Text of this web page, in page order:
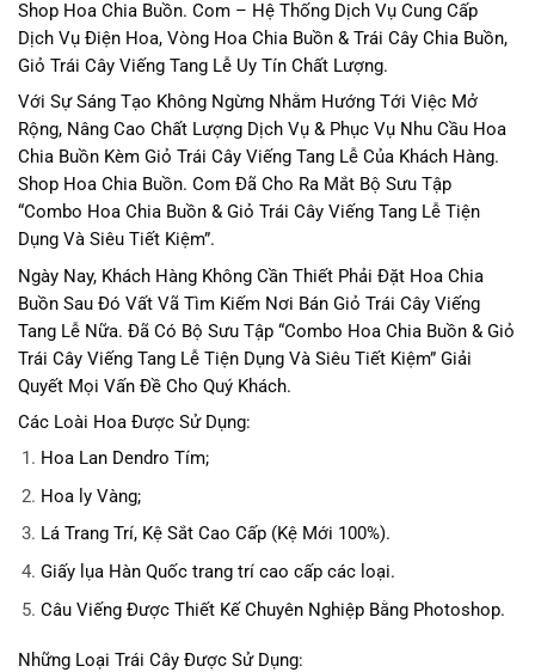
Shop Hoa Chia Buồn. Com – Hệ Thống Dịch Vụ Cung Cấp
Dịch Vụ Điện Hoa, Vòng Hoa Chia Buồn & Trái Cây Chia Buồn,
Giỏ Trái Cây Viếng Tang Lễ Uy Tín Chất Lượng.
Với Sự Sáng Tạo Không Ngừng Nhằm Hướng Tới Việc Mở
Rộng, Nâng Cao Chất Lượng Dịch Vụ & Phục Vụ Nhu Cầu Hoa
Chia Buồn Kèm Giỏ Trái Cây Viếng Tang Lễ Của Khách Hàng.
Shop Hoa Chia Buồn. Com Đã Cho Ra Mắt Bộ Sưu Tập
“Combo Hoa Chia Buồn & Giỏ Trái Cây Viếng Tang Lễ Tiện
Dụng Và Siêu Tiết Kiệm”.
Ngày Nay, Khách Hàng Không Cần Thiết Phải Đặt Hoa Chia
Buồn Sau Đó Vất Vã Tìm Kiếm Nơi Bán Giỏ Trái Cây Viếng
Tang Lễ Nữa. Đã Có Bộ Sưu Tập “Combo Hoa Chia Buồn & Giỏ
Trái Cây Viếng Tang Lễ Tiện Dụng Và Siêu Tiết Kiệm” Giải
Quyết Mọi Vấn Đề Cho Quý Khách.
Các Loài Hoa Được Sử Dụng:
Hoa Lan Dendro Tím;
Hoa ly Vàng;
Lá Trang Trí, Kệ Sắt Cao Cấp (Kệ Mới 100%).
Giấy lụa Hàn Quốc trang trí cao cấp các loại.
Câu Viếng Được Thiết Kế Chuyên Nghiệp Bằng Photoshop.
Những Loại Trái Cây Được Sử Dụng: